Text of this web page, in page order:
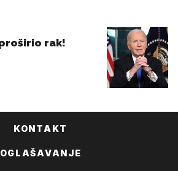
KONTAKT
OGLAŠAVANJE